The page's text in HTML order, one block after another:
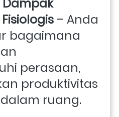
– Anda
bagaimana
perasaan,
produktivitas
ruang.